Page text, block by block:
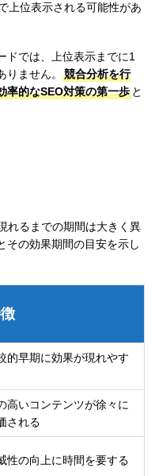
上位表示される可能性があ
ドでは、上位表示までに1
ません。
競合分析を行
率的なSEO対策の第一歩と
れるまでの期間は大きく異
その効果期間の目安を示し
的早期に効果が現れやす
高いコンテンツが徐々に
される
性の向上に時間を要する